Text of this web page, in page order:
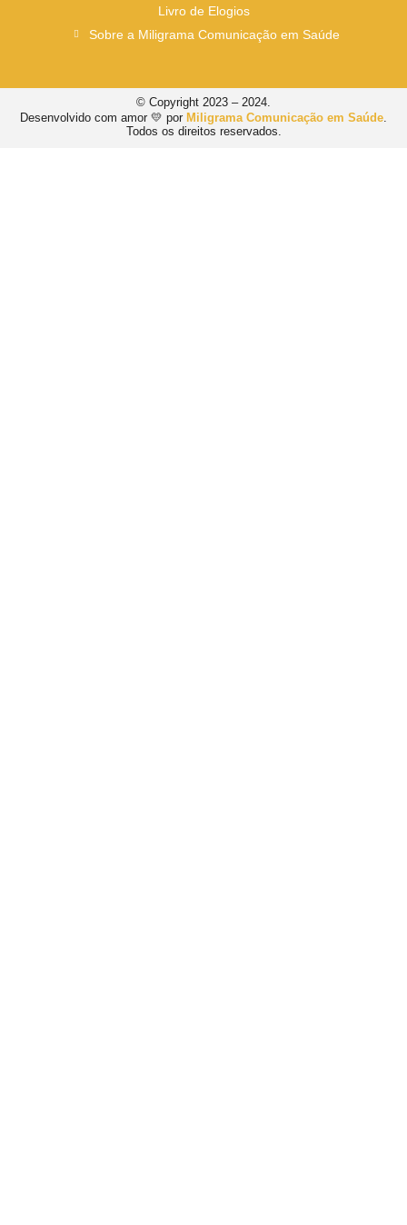
Livro de Elogios
Sobre a Miligrama Comunicação em Saúde
© Copyright 2023 – 2024.
Desenvolvido com amor 💛 por Miligrama Comunicação em Saúde.
Todos os direitos reservados.